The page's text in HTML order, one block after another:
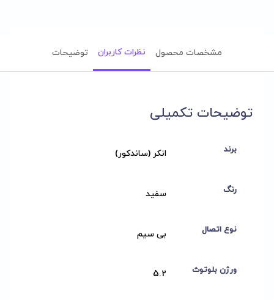
مشخصات محصول نظرات کاربران توضیحات
توضیحات تکمیلی
برند انکر (ساندکور)
رنگ سفید
نوع اتصال بی سیم
ورژن بلوتوث 5.2